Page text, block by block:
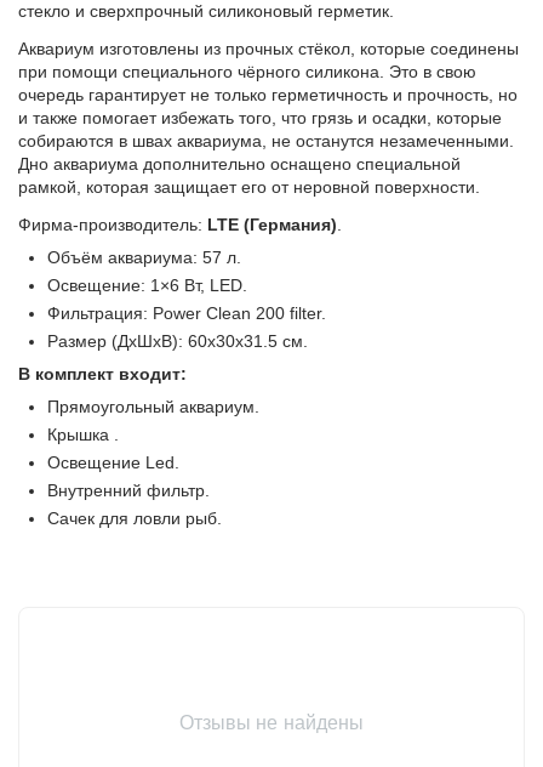
стекло и сверхпрочный силиконовый герметик.
Аквариум изготовлены из прочных стёкол, которые соединены
при помощи специального чёрного силикона. Это в свою
очередь гарантирует не только герметичность и прочность, но
и также помогает избежать того, что грязь и осадки, которые
собираются в швах аквариума, не останутся незамеченными.
Дно аквариума дополнительно оснащено специальной
рамкой, которая защищает его от неровной поверхности.
Фирма-производитель: LTE (Германия)
Объём аквариума: 57 л.
Освещение: 1×6 Вт, LED.
Фильтрация: Power Clean 200 filter.
Размер (ДхШхВ): 60x30x31.5 см.
В комплект входит:
Прямоугольный аквариум.
Крышка .
Освещение Led.
Внутренний фильтр.
Сачек для ловли рыб.
Отзывы не найдены